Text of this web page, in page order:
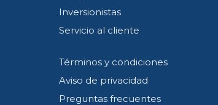
Inversionistas
Servicio al cliente
Términos y condiciones
Aviso de privacidad
Preguntas frecuentes